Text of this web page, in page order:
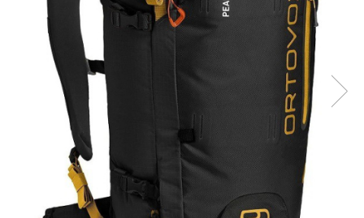
Rucsaci
Slackline
Accesorii
Lopeti de zapada / avalansa
VIA FERRATA
RACHETE DE ZAPADA